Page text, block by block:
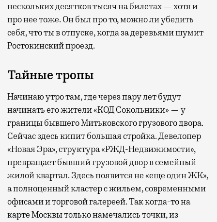
нескольких десятков тысяч на билетах — хотя и
про нее тоже. Он был про то, можно ли убедить
себя, что ты в отпуске, когда за деревьями шумит
Ростокинский проезд.
Тайные тропы
Начинаю утро там, где через пару лет будут
начинать его жители «КОД Сокольники» — у
границы бывшего Митьковского грузового двора.
Сейчас здесь кипит большая стройка. Девелопер
«Новая Эра», структура «РЖД-Недвижимости»,
превращает бывший грузовой двор в семейный
жилой квартал. Здесь появится не «еще один ЖК»,
а полноценный кластер с жильем, современными
офисами и торговой галереей. Так когда-то на
карте Москвы только намечались точки, из